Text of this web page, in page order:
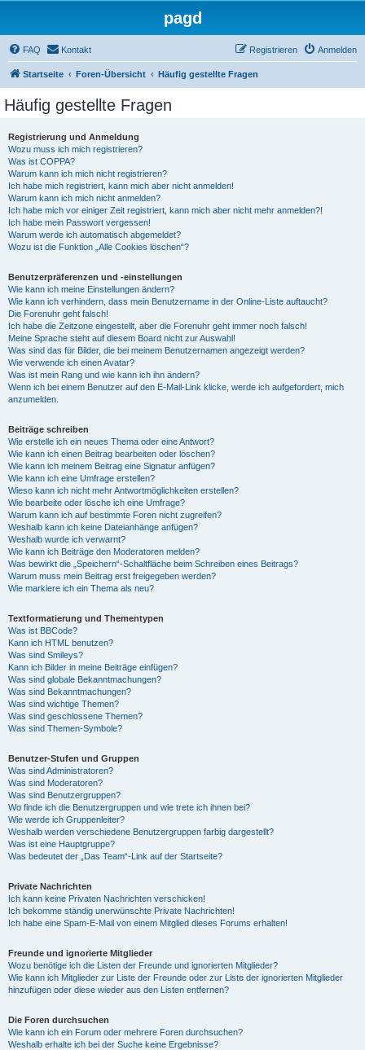
pagd
FAQ Kontakt Anmelden
Registrieren
Startseite Foren-Übersicht Häufig gestellte Fragen
Häufig gestellte Fragen
Registrierung und Anmeldung
Wozu muss ich mich registrieren?
Was ist COPPA?
Warum kann ich mich nicht registrieren?
Ich habe mich registriert, kann mich aber nicht anmelden!
Warum kann ich mich nicht anmelden?
Ich habe mich vor einiger Zeit registriert, kann mich aber nicht mehr anmelden?!
Ich habe mein Passwort vergessen!
Warum werde ich automatisch abgemeldet?
Wozu ist die Funktion „Alle Cookies löschen“?
Benutzerpräferenzen und -einstellungen
Wie kann ich meine Einstellungen ändern?
Wie kann ich verhindern, dass mein Benutzername in der Online-Liste auftaucht?
Die Forenuhr geht falsch!
Ich habe die Zeitzone eingestellt, aber die Forenuhr geht immer noch falsch!
Meine Sprache steht auf diesem Board nicht zur Auswahl!
Was sind das für Bilder, die bei meinem Benutzernamen angezeigt werden?
Wie verwende ich einen Avatar?
Was ist mein Rang und wie kann ich ihn ändern?
Wenn ich bei einem Benutzer auf den E-Mail-Link klicke, werde ich aufgefordert, mich
anzumelden.
Beiträge schreiben
Wie erstelle ich ein neues Thema oder eine Antwort?
Wie kann ich einen Beitrag bearbeiten oder löschen?
Wie kann ich meinem Beitrag eine Signatur anfügen?
Wie kann ich eine Umfrage erstellen?
Wieso kann ich nicht mehr Antwortmöglichkeiten erstellen?
Wie bearbeite oder lösche ich eine Umfrage?
Warum kann ich auf bestimmte Foren nicht zugreifen?
Weshalb kann ich keine Dateianhänge anfügen?
Weshalb wurde ich verwarnt?
Wie kann ich Beiträge den Moderatoren melden?
Was bewirkt die „Speichern“-Schaltfläche beim Schreiben eines Beitrags?
Warum muss mein Beitrag erst freigegeben werden?
Wie markiere ich ein Thema als neu?
Textformatierung und Thementypen
Was ist BBCode?
Kann ich HTML benutzen?
Was sind Smileys?
Kann ich Bilder in meine Beiträge einfügen?
Was sind globale Bekanntmachungen?
Was sind Bekanntmachungen?
Was sind wichtige Themen?
Was sind geschlossene Themen?
Was sind Themen-Symbole?
Benutzer-Stufen und Gruppen
Was sind Administratoren?
Was sind Moderatoren?
Was sind Benutzergruppen?
Wo finde ich die Benutzergruppen und wie trete ich ihnen bei?
Wie werde ich Gruppenleiter?
Weshalb werden verschiedene Benutzergruppen farbig dargestellt?
Was ist eine Hauptgruppe?
Was bedeutet der „Das Team“-Link auf der Startseite?
Private Nachrichten
Ich kann keine Privaten Nachrichten verschicken!
Ich bekomme ständig unerwünschte Private Nachrichten!
Ich habe eine Spam-E-Mail von einem Mitglied dieses Forums erhalten!
Freunde und ignorierte Mitglieder
Wozu benötige ich die Listen der Freunde und ignorierten Mitglieder?
Wie kann ich Mitglieder zur Liste der Freunde oder zur Liste der ignorierten Mitglieder
hinzufügen oder diese wieder aus den Listen entfernen?
Die Foren durchsuchen
Wie kann ich ein Forum oder mehrere Foren durchsuchen?
Weshalb erhalte ich bei der Suche keine Ergebnisse?